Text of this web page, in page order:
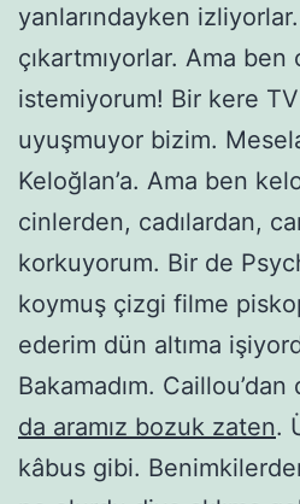
yanlarındayken izliyorlar.
çıkartmıyorlar. Ama
istemiyorum! Bir kere
uyuşmuyor bizim.
Keloğlan’a. Ama ben
cinlerden, cadılardan,
korkuyorum. Bir de
koymuş çizgi filme
ederim dün altıma
Bakamadım. Caillou’dan
da aramız bozuk zaten.
kâbus gibi.